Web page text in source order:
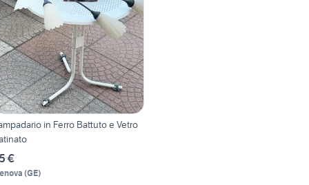
in Ferro Battuto e Vetro
€
(GE)